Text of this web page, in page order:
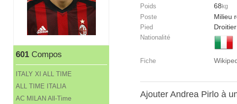
601Compos
ITALY XI ALL TIME
ALL TIME ITALIA
AC MILAN All-Time
Poids 68 kg
Poste Milieu
Pied Droitier
Nationalité
Fiche
Ajouter Andrea Pirlo à